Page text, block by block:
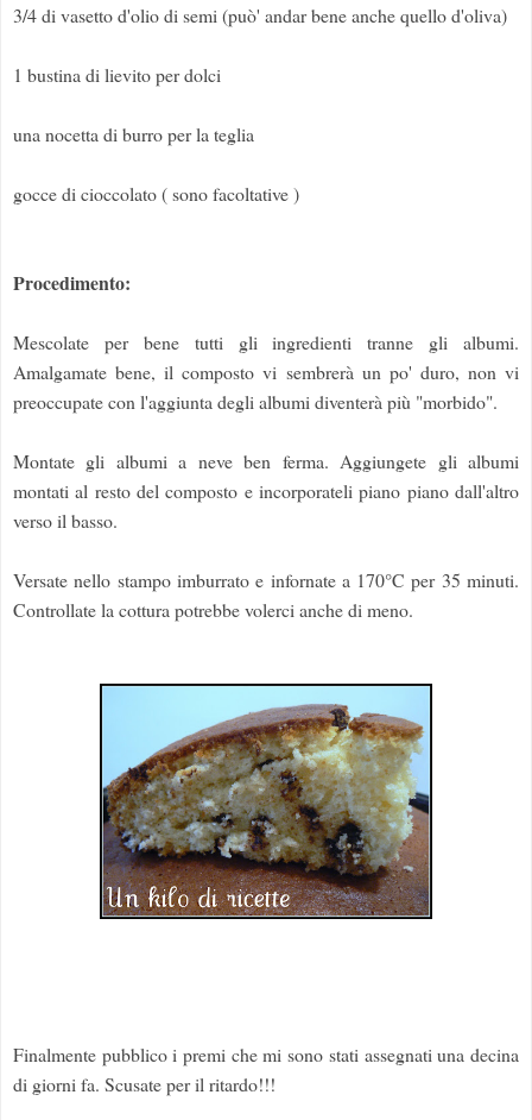
3/4 di vasetto d'olio di semi (può' andar bene anche quello d'oliva)
1 bustina di lievito per dolci
una nocetta di burro per la teglia
gocce di cioccolato ( sono facoltative )
Procedimento:
Mescolate per bene tutti gli ingredienti tranne gli albumi.
Amalgamate bene, il composto vi sembrerà un po' duro, non vi
preoccupate con l'aggiunta degli albumi diventerà più "morbido".
Montate gli albumi a neve ben ferma. Aggiungete gli albumi
montati al resto del composto e incorporateli piano piano dall'altro
verso il basso.
Versate nello stampo imburrato e infornate a 170°C per 35 minuti.
Controllate la cottura potrebbe volerci anche di meno.
Finalmente pubblico i premi che mi sono stati assegnati una decina
di giorni fa. Scusate per il ritardo!!!